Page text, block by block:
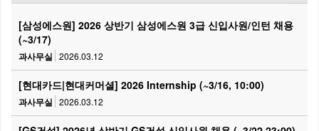
i
t
[삼성에스원] 2026 상반기 삼성에스원 3급 신입사원/인턴 채용
(~3/17)
과사무실 2026.03.12
[현대카드|현대커머셜] 2026 Internship (~3/16, 10:00)
과사무실 2026.03.12